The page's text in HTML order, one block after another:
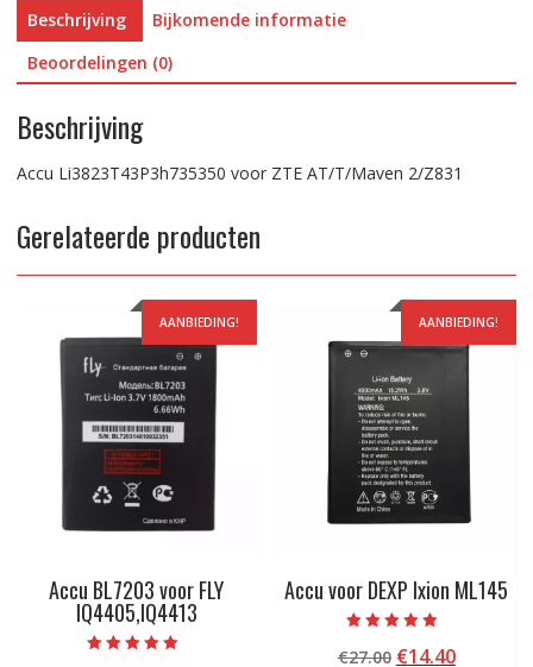
Beschrijving
Bijkomende informatie
Beoordelingen (0)
Beschrijving
Accu Li3823T43P3h735350 voor ZTE AT/T/Maven 2/Z831
Gerelateerde producten
AANBIEDING!
Accu BL7203 voor FLY
IQ4405,IQ4413
AANBIEDING!
Accu voor DEXP Ixion ML145
met
€27.00 €14.40Huidige